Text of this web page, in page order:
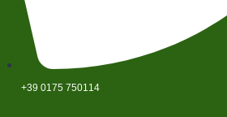
+39 0175 750114